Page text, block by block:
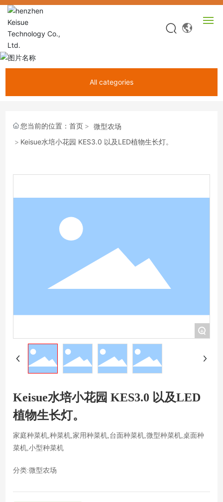
网站首页
视频中心
服务中心
All categories
您当前的位置：首页
微型农场
Keisue水培小花园 KES3.0 以及LED植物生长灯。
+
Keisue水培小花园 KES3.0 以及LED
植物生长灯。
家庭种菜机,种菜机,家用种菜机,台面种菜机,微型种菜机,桌面种
菜机,小型种菜机
分类:微型农场